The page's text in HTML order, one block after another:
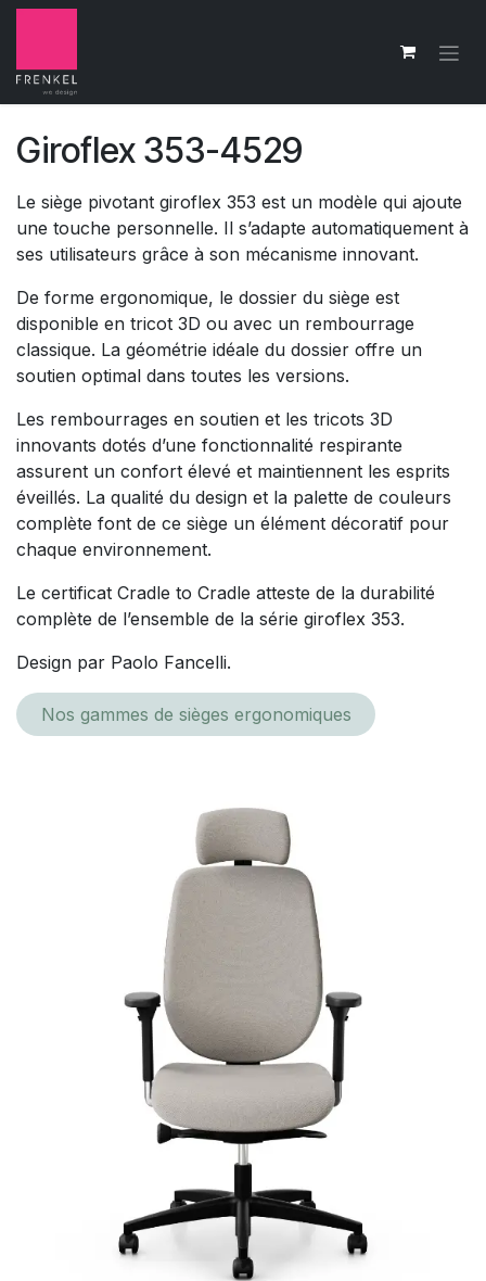
Se rendre au contenu
Giroflex 353-4529
Le siège pivotant giroflex 353 est un modèle qui ajoute
une touche personnelle. Il s’adapte automatiquement à
ses utilisateurs grâce à son mécanisme innovant.
De forme ergonomique, le dossier du siège est
disponible en tricot 3D ou avec un rembourrage
classique. La géométrie idéale du dossier offre un
soutien optimal dans toutes les versions.
Les rembourrages en soutien et les tricots 3D
innovants dotés d’une fonctionnalité respirante
assurent un confort élevé et maintiennent les esprits
éveillés. La qualité du design et la palette de couleurs
complète font de ce siège un élément décoratif pour
chaque environnement.
Le certificat Cradle to Cradle atteste de la durabilité
complète de l’ensemble de la série giroflex 353.
Design par Paolo Fancelli.
Nos gammes de sièges ergonomiques